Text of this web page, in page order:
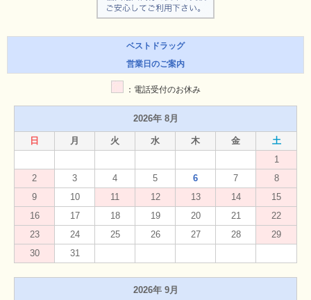
ベストドラッグ
営業日のご案内
：電話受付のお休み
2026年 8月
日 月 火 水 木 金
土
1
2
3 4 5 6 7
8
9
10 11 12 13 14
15
16
17 18 19 20 21
22
23
24 25 26 27 28
29
30
31
2026年 9月